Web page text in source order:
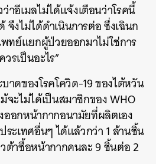
าอีเมลไม่ได้แจ้งเตือนว่าโรคนี้
งไม่ได้ดำเนินการต่อ ซึ่งเฉินก
ทย์แยกผู้ป่วยออกมาไม่ใช่การ
รเป็นอะไร”
าดของโรคโควิด-19 ของไต้หวัน
ะไม่ได้เป็นสมาชิกของ WHO
อกหน้ากากอนามัยที่ผลิตเอง
ระเทศอื่นๆ ได้แล้วกว่า 1 ล้านชิ้น
ต้าซื้อหน้ากากคนละ 9 ชิ้นต่อ 2